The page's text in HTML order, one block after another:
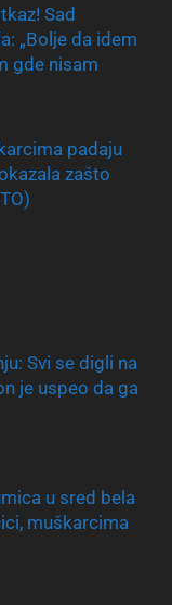
Sad
„Bolje da idem
gde nisam
padaju
zašto
Svi se digli na
je uspeo da ga
u sred bela
muškarcima